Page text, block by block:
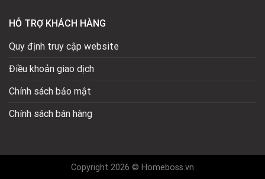
HỖ TRỢ KHÁCH HÀNG
Quy định truy cập website
Điều khoản giao dịch
Chính sách bảo mật
Chính sách bán hàng
Copyright 2026 © Homeboss.vn